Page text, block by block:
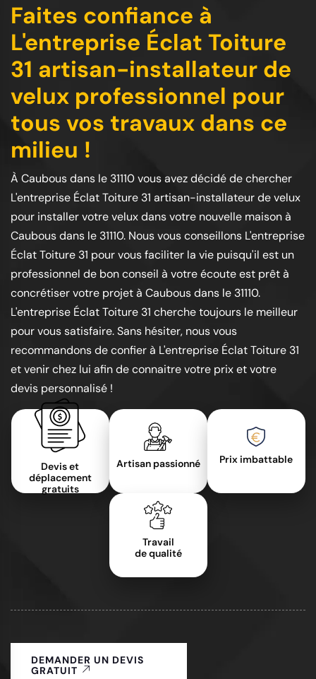
Faites confiance à
L'entreprise Éclat Toiture
31 artisan-installateur de
velux professionnel pour
tous vos travaux dans ce
milieu !
À Caubous dans le 31110 vous avez décidé de chercher
L'entreprise Éclat Toiture 31 artisan-installateur de velux
pour installer votre velux dans votre nouvelle maison à
Caubous dans le 31110. Nous vous conseillons L'entreprise
Éclat Toiture 31 pour vous faciliter la vie puisqu'il est un
professionnel de bon conseil à votre écoute est prêt à
concrétiser votre projet à Caubous dans le 31110.
L'entreprise Éclat Toiture 31 cherche toujours le meilleur
pour vous satisfaire. Sans hésiter, nous vous
recommandons de confier à L'entreprise Éclat Toiture 31
et venir chez lui afin de connaitre votre prix et votre
devis personnalisé !
Devis et
déplacement
gratuits
Artisan passionné Prix imbattable
Travail
de qualité
DEMANDER UN DEVIS
GRATUIT